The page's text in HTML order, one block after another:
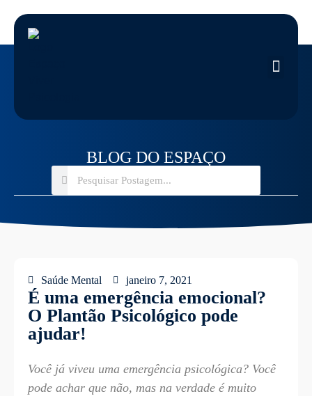
BLOG DO ESPAÇO
Saúde Mental janeiro 7, 2021
É uma emergência emocional?
O Plantão Psicológico pode
ajudar!
Você já viveu uma emergência psicológica? Você
pode achar que não, mas na verdade é muito